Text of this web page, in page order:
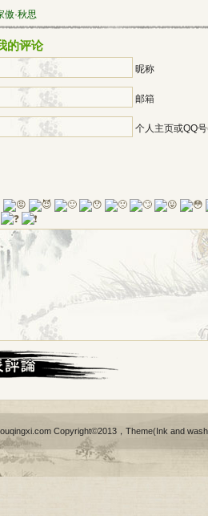
傲·秋思
的评论
昵称
邮箱
个人主页或QQ
Copyright©2013，Theme(Ink and